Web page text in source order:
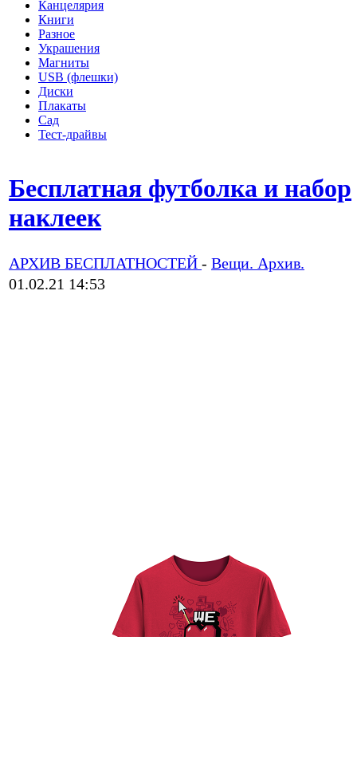
Канцелярия
Книги
Разное
Украшения
Магниты
USB (флешки)
Диски
Плакаты
Сад
Тест-драйвы
Бесплатная футболка и набор
наклеек
АРХИВ БЕСПЛАТНОСТЕЙ - Вещи. Архив.
01.02.21 14:53